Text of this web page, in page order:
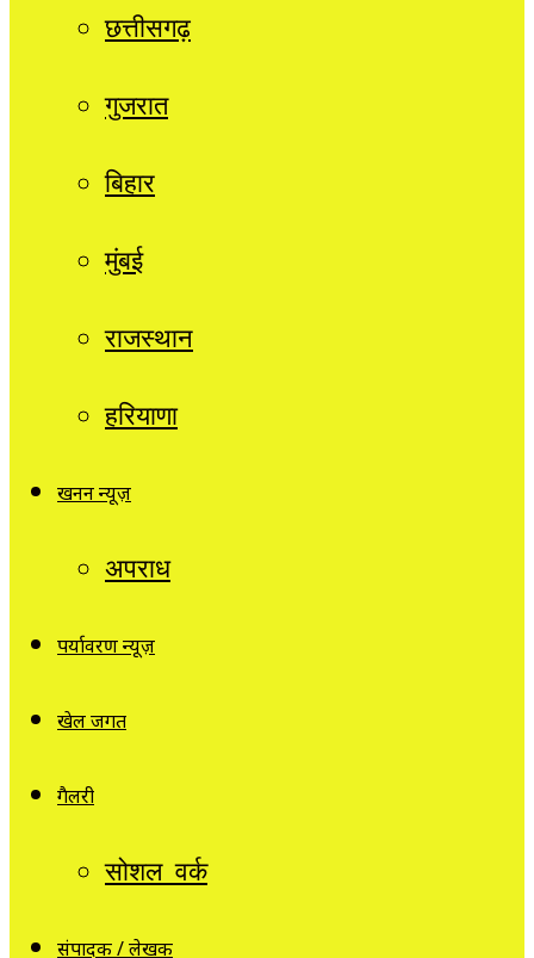
छत्तीसगढ़
गुजरात
बिहार
मुंबई
राजस्थान
हरियाणा
खनन न्यूज़
अपराध
पर्यावरण न्यूज़
खेल जगत
गैलरी
सोशल वर्क
संपादक / लेखक